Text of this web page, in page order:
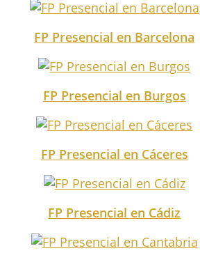
FP Presencial en Barcelona
FP Presencial en Burgos
FP Presencial en Cáceres
FP Presencial en Cádiz